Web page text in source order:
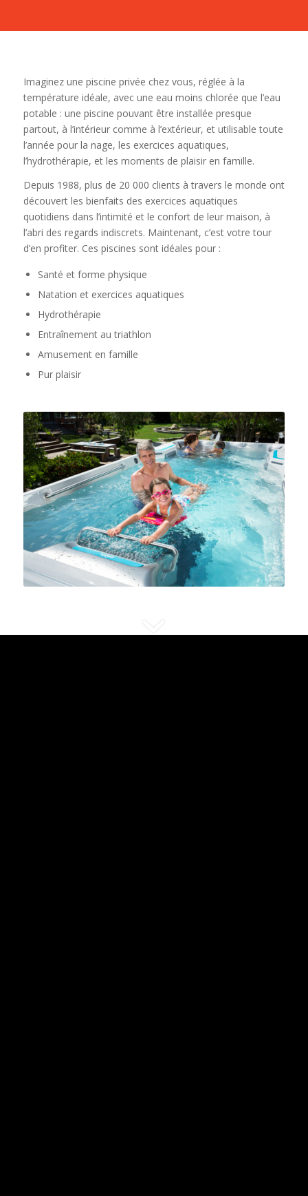
Imaginez une piscine privée chez vous, réglée à la
température idéale, avec une eau moins chlorée que l’eau
potable : une piscine pouvant être installée presque
partout, à l’intérieur comme à l’extérieur, et utilisable toute
l’année pour la nage, les exercices aquatiques,
l’hydrothérapie, et les moments de plaisir en famille.
Depuis 1988, plus de 20 000 clients à travers le monde ont
découvert les bienfaits des exercices aquatiques
quotidiens dans l’intimité et le confort de leur maison, à
l’abri des regards indiscrets. Maintenant, c’est votre tour
d’en profiter. Ces piscines sont idéales pour :
Santé et forme physique
Natation et exercices aquatiques
Hydrothérapie
Entraînement au triathlon
Amusement en famille
Pur plaisir